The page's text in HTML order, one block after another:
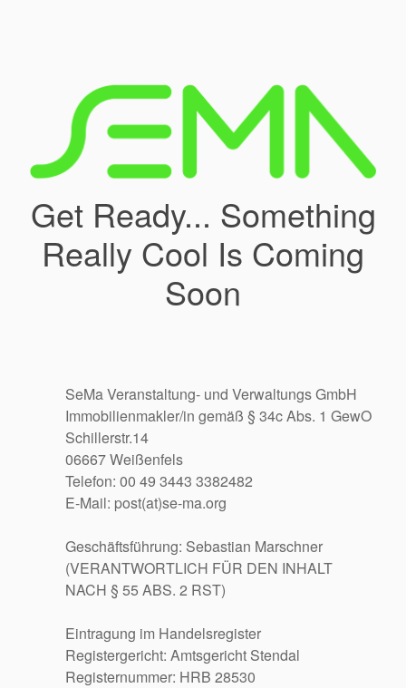
Get Ready... Something
Really Cool Is Coming
Soon
SeMa Veranstaltung- und Verwaltungs GmbH
Immobilienmakler/in gemäß § 34c Abs. 1 GewO
Schillerstr.14
06667 Weißenfels
Telefon: 00 49 3443 3382482
E-Mail: post(at)se-ma.org
Geschäftsführung: Sebastian Marschner
(VERANTWORTLICH FÜR DEN INHALT
NACH § 55 ABS. 2 RST)
Eintragung im Handelsregister
Registergericht: Amtsgericht Stendal
Registernummer: HRB 28530